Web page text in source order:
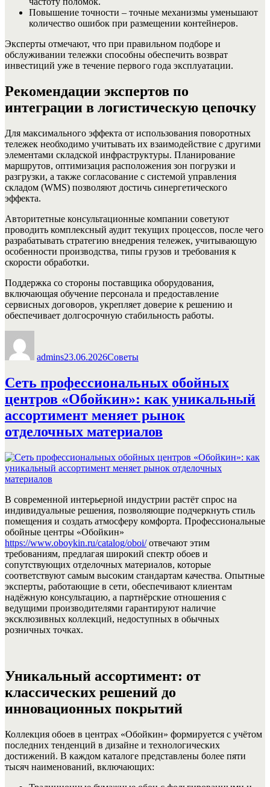
Повышение точности – точные механизмы уменьшают
количество ошибок при размещении контейнеров.
Эксперты отмечают, что при правильном подборе и
обслуживании тележки способны обеспечить возврат
инвестиций уже в течение первого года эксплуатации.
Рекомендации экспертов по
интеграции в логистическую цепочку
Для максимального эффекта от использования поворотных
тележек необходимо учитывать их взаимодействие с другими
элементами складской инфраструктуры. Планирование
маршрутов, оптимизация расположения зон погрузки и
разгрузки, а также согласование с системой управления
складом (WMS) позволяют достичь синергетического
эффекта.
Авторитетные консультационные компании советуют
проводить комплексный аудит текущих процессов, после чего
разрабатывать стратегию внедрения тележек, учитывающую
особенности производства, типы грузов и требования к
скорости обработки.
Поддержка со стороны поставщика оборудования,
включающая обучение персонала и предоставление
сервисных договоров, укрепляет доверие к решению и
обеспечивает долгосрочную стабильность работы.
admins23.06.2026Советы
Сеть профессиональных обойных
центров «Обойкин»: как уникальный
ассортимент меняет рынок
отделочных материалов
В современной интерьерной индустрии растёт спрос на
индивидуальные решения, позволяющие подчеркнуть стиль
помещения и создать атмосферу комфорта. Профессиональные
обойные центры «Обойкин»
https://www.oboykin.ru/catalog/oboi/отвечают этим
требованиям, предлагая широкий спектр обоев и
сопутствующих отделочных материалов, которые
соответствуют самым высоким стандартам качества. Опытные
эксперты, работающие в сети, обеспечивают клиентам
надёжную консультацию, а партнёрские отношения с
ведущими производителями гарантируют наличие
эксклюзивных коллекций, недоступных в обычных
розничных точках.
Уникальный ассортимент: от
классических решений до
инновационных покрытий
Коллекция обоев в центрах «Обойкин» формируется с учётом
последних тенденций в дизайне и технологических
достижений. В каждом каталоге представлены более пяти
тысяч наименований, включающих: